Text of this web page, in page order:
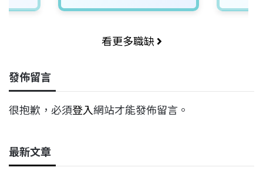
看更多職缺
發佈留言
很抱歉，必須登入網站才能發佈留言。
最新文章